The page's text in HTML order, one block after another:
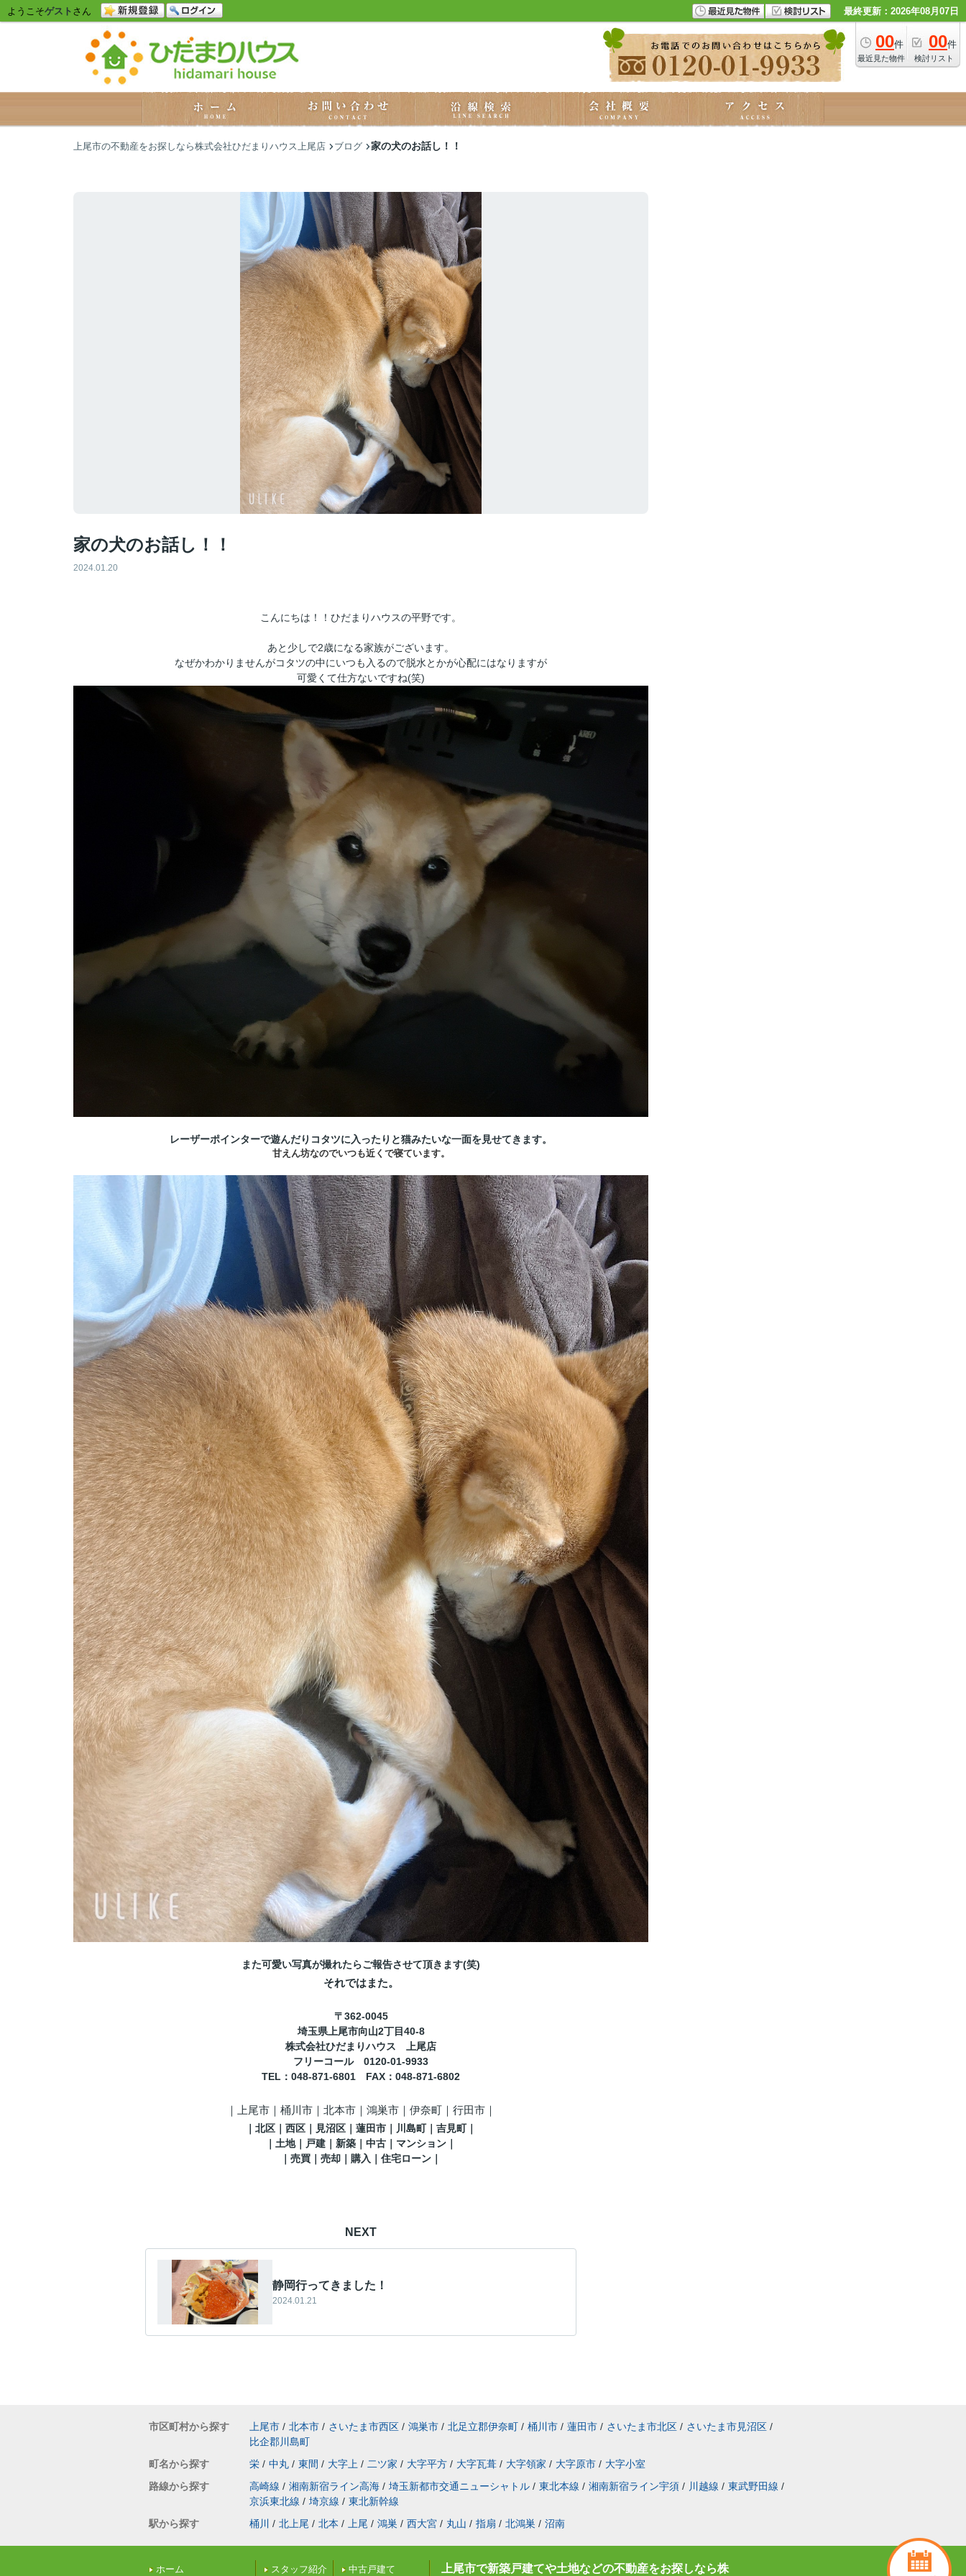
ようこそゲスト さん 最終更新：2026年08月07日
00件
最近見た物件
00件
検討リスト
上尾市の不動産をお探しなら株式会社ひだまりハウス上尾店 ブログ 家の犬のお話し！！
家の犬のお話し！！
2024.01.20
こんにちは！！ひだまりハウスの平野です。
あと少しで2歳になる家族がございます。
なぜかわかりませんがコタツの中にいつも入るので脱水とかが心配にはなりますが
可愛くて仕方ないですね(笑)
レーザーポインターで遊んだりコタツに入ったりと猫みたいな一面を見せてきます。
甘えん坊なのでいつも近くで寝ています。
また可愛い写真が撮れたらご報告させて頂きます(笑)
それではまた。
〒362-0045
埼玉県上尾市向山2丁目40-8
株式会社ひだまりハウス 上尾店
フリーコール 0120-01-9933
TEL ：048-871-6801 FAX ： 048-871-6802
｜ 上尾市｜桶川市｜北本市｜鴻巣市｜伊奈町｜行田市｜
北区 ｜西区｜見沼区 ｜蓮田市 ｜川島町｜吉見町｜
｜土地｜戸建｜新築｜中古｜マンション｜
｜売買｜売却｜購入｜住宅ローン｜
NEXT
静岡行ってきました！
2024.01.21
市区町村から探す 上尾市 / 北本市 / さいたま市西区 / 鴻巣市 / 北足立郡伊奈町 / 桶川市 / 蓮田市 / さいたま市北区 / さいたま市見沼区 /
比企郡川島町
町名から探す
栄 / 中丸 / 東間 / 大字上 / 二ツ家 / 大字平方 / 大字瓦葺 / 大字領家 / 大字原市 / 大字小室
路線から探す
高崎線 / 湘南新宿ライン高海 / 埼玉新都市交通ニューシャトル / 東北本線 / 湘南新宿ライン宇須 / 川越線 / 東武野田線 /
京浜東北線 / 埼京線 / 東北新幹線
駅から探す
桶川 / 北上尾 / 北本 / 上尾 / 鴻巣 / 西大宮 / 丸山 / 指扇 / 北鴻巣 / 沼南
ホーム スタッフ紹介 中古戸建て 上尾市で新築戸建てや土地などの不動産をお探しなら株